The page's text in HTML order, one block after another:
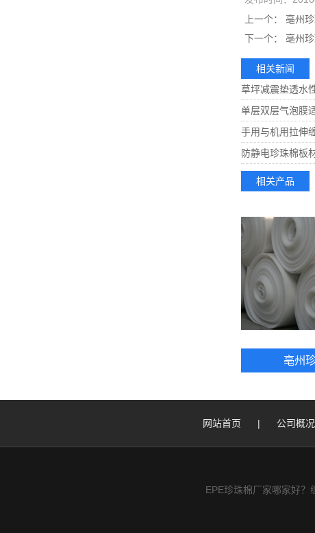
上一个：
亳州
下一个：
亳州
相关新闻
草坪减震垫透水
单层双层气泡膜
手用与机用拉伸
防静电珍珠棉板
相关产品
亳州
网站首页 | 公司概况
EPE珍珠棉厂家哪家好